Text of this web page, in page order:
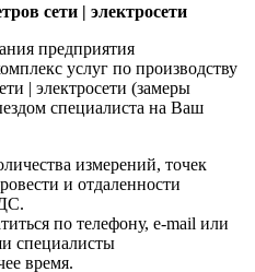
сети | электросети
предприятия
услуг по производству
| электросети (замеры
специалиста на Ваш
измерений, точек
и отдаленности
по телефону, e-mail или
специалисты
время.